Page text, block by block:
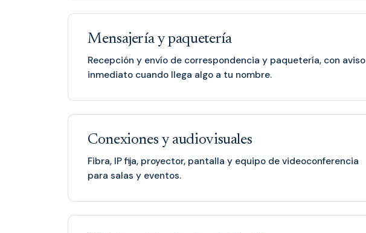
Mensajería y paquetería
Recepción y envío de correspondencia y paquetería, con aviso
inmediato cuando llega algo a tu nombre.
Conexiones y audiovisuales
Fibra, IP fija, proyector, pantalla y equipo de videoconferencia
para salas y eventos.